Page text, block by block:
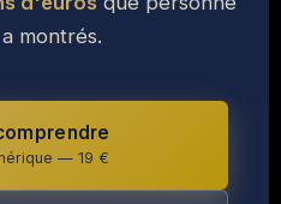
montrés.
— 19 €